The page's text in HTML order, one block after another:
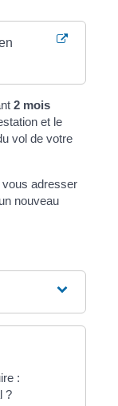
2 mois
et le
vol de votre
adresser
nouveau
:
?